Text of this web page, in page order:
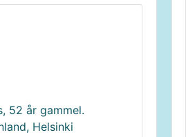
52 år gammel.
Helsinki